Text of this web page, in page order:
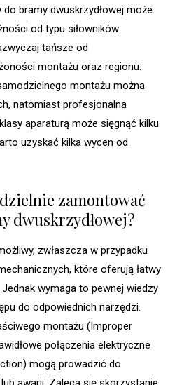
bramy dwuskrzydłowej może
od typu siłowników
tańsze od
montażu oraz regionu.
montażu można
natomiast profesjonalna
aparaturą może sięgnąć kilku
uzyskać kilka wycen od
zamontować
dwuskrzydłowej?
zwłaszcza w przypadku
które oferują łatwy
wymaga to pewnej wiedzy
do odpowiednich narzędzi.
montażu (Improper
połączenia elektryczne
mogą prowadzić do